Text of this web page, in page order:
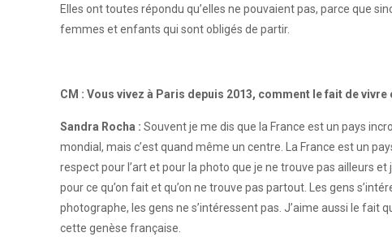
Elles ont toutes répondu qu’elles ne pouvaient pas, parce que
femmes et enfants qui sont obligés de partir.
CM : Vous vivez à Paris depuis 2013, comment le fait de
Sandra Rocha :Souvent je me dis que la France est un pays
mondial, mais c’est quand même un centre. La France est un
respect pour l’art et pour la photo que je ne trouve pas ailleurs
pour ce qu’on fait et qu’on ne trouve pas partout. Les gens
photographe, les gens ne s’intéressent pas. J’aime aussi le fait
cette genèse française.